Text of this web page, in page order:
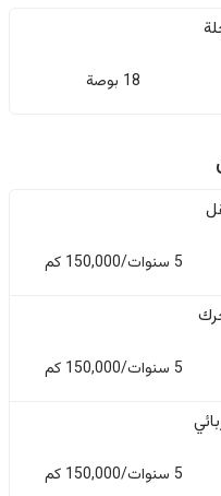
18 بوصة
5 سنوات/150,000 كم
5 سنوات/150,000 كم
5 سنوات/150,000 كم